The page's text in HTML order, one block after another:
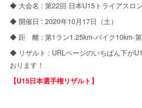
◆ 大会名 : 第22回 日本U15トライアスロ
◆ 開催日 : 2020年10月17日（土）
◆ 距 離 : 第1ラン1.25km-バイク10km-
◆ リザルト : URLページのいちばん下が
おります！
【U15日本選手権リザルト】